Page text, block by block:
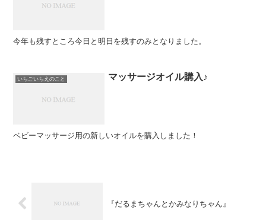
今年も残すところ今日と明日を残すのみとなりました。
いちごいちえのこと マッサージオイル購入♪
ベビーマッサージ用の新しいオイルを購入しました！
『だるまちゃんとかみなりちゃん』